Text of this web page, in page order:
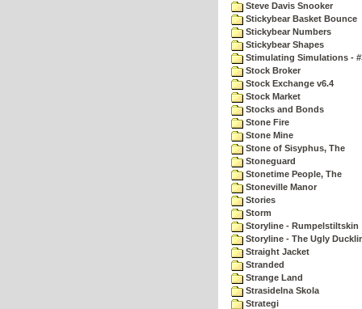
Steve Davis Snooker
Stickybear Basket Bounce
Stickybear Numbers
Stickybear Shapes
Stimulating Simulations -
Stock Broker
Stock Exchange v6.4
Stock Market
Stocks and Bonds
Stone Fire
Stone Mine
Stone of Sisyphus, The
Stoneguard
Stonetime People, The
Stoneville Manor
Stories
Storm
Storyline - Rumpelstiltskin
Storyline - The Ugly
Straight Jacket
Stranded
Strange Land
Strasidelna Skola
Strategi